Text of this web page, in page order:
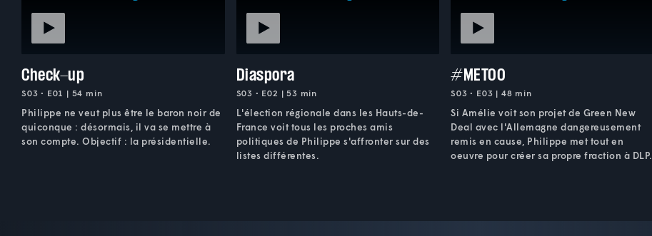
Check-up
S03 • E01 | 54 min
Philippe ne veut plus être le baron noir de
quiconque : désormais, il va se mettre à
son compte. Objectif : la présidentielle.
Diaspora
S03 • E02 | 53 min
L'élection régionale dans les Hauts-de-
France voit tous les proches amis
politiques de Philippe s'affronter sur des
listes différentes.
#METOO
S03 • E03 | 48 min
Si Amélie voit son projet de Green New
Deal avec l'Allemagne dangereusement
remis en cause, Philippe met tout en
oeuvre pour créer sa propre fraction à DLP.